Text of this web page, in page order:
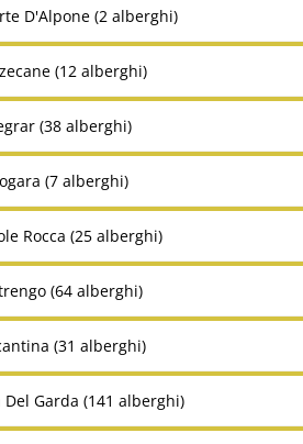
D'Alpone (2 alberghi)
(12 alberghi)
(38 alberghi)
(7 alberghi)
Rocca (25 alberghi)
(64 alberghi)
(31 alberghi)
Del Garda (141 alberghi)